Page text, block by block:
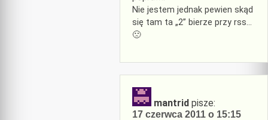
Nie jestem jednak pewien skąd
się tam ta „2” bierze przy rss…
🙁
mantrid pisze:
17 czerwca 2011 o 15:15